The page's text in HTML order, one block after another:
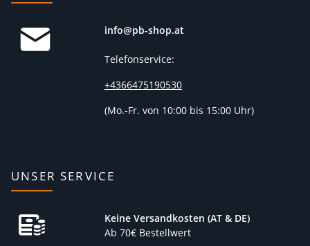
info@pb-shop.at
Telefonservice:
+4366475190530
(Mo.-Fr. von 10:00 bis 15:00 Uhr)
UNSER SERVICE
Keine Versandkosten (AT & DE)
Ab 70€ Bestellwert